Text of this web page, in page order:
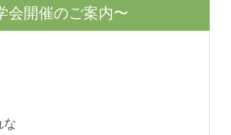
会開催のご案内〜
な